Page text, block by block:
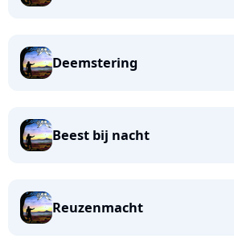
Deemstering
Beest bij nacht
Reuzenmacht